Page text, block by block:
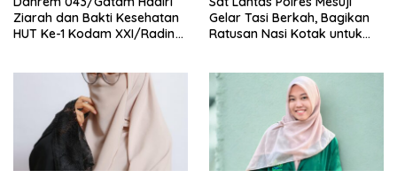
Ziarah dan Bakti Kesehatan
HUT Ke-1 Kodam XXI/Radin
Gelar Tasi Berkah, Bagikan
Ratusan Nasi Kotak untuk